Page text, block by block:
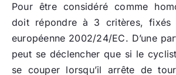
Pour être considéré comme
doit répondre à 3 critères, fixés
européenne 2002/24/EC. D’une
peut se déclencher que si le
se couper lorsqu’il arrête de